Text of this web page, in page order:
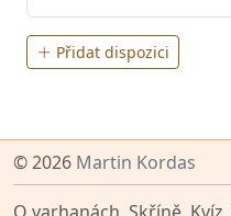
Přidat dispozici
© 2026 Martin Kordas